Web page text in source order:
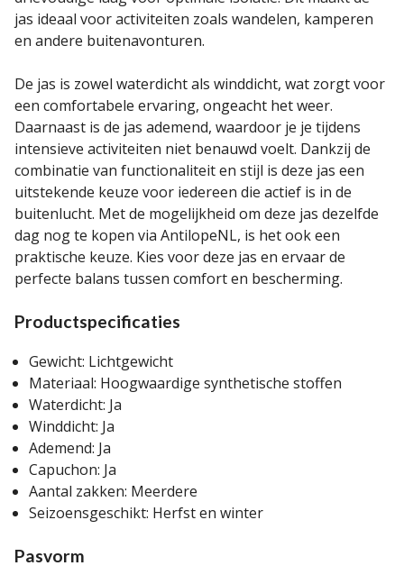
jas ideaal voor activiteiten zoals wandelen, kamperen
en andere buitenavonturen.
De jas is zowel waterdicht als winddicht, wat zorgt voor
een comfortabele ervaring, ongeacht het weer.
Daarnaast is de jas ademend, waardoor je je tijdens
intensieve activiteiten niet benauwd voelt. Dankzij de
combinatie van functionaliteit en stijl is deze jas een
uitstekende keuze voor iedereen die actief is in de
buitenlucht. Met de mogelijkheid om deze jas dezelfde
dag nog te kopen via AntilopeNL, is het ook een
praktische keuze. Kies voor deze jas en ervaar de
perfecte balans tussen comfort en bescherming.
Productspecificaties
Gewicht: Lichtgewicht
Materiaal: Hoogwaardige synthetische stoffen
Waterdicht: Ja
Winddicht: Ja
Ademend: Ja
Capuchon: Ja
Aantal zakken: Meerdere
Seizoensgeschikt: Herfst en winter
Pasvorm